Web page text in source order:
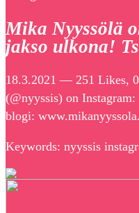
Mika Nyyssölä
jakso ulkona!
18.3.2021 — 251 Likes,
(@nyyssis) on
blogi:
Keywords: nyyssis